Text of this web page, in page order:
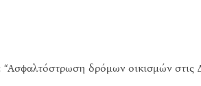
δρόμων οικισμών στις